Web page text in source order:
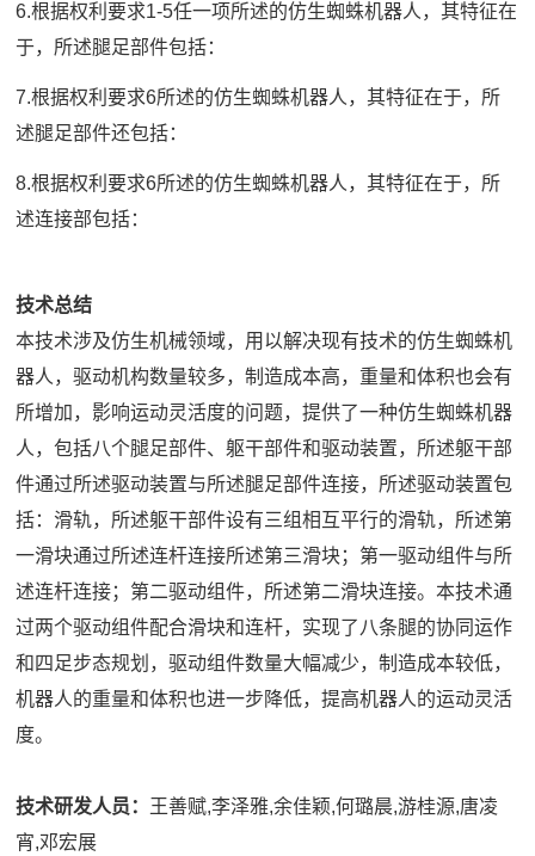
6.根据权利要求1-5任一项所述的仿生蜘蛛机器人，其特征在
于，所述腿足部件包括：
7.根据权利要求6所述的仿生蜘蛛机器人，其特征在于，所
述腿足部件还包括：
8.根据权利要求6所述的仿生蜘蛛机器人，其特征在于，所
述连接部包括：
技术总结
本技术涉及仿生机械领域，用以解决现有技术的仿生蜘蛛机
器人，驱动机构数量较多，制造成本高，重量和体积也会有
所增加，影响运动灵活度的问题，提供了一种仿生蜘蛛机器
人，包括八个腿足部件、躯干部件和驱动装置，所述躯干部
件通过所述驱动装置与所述腿足部件连接，所述驱动装置包
括：滑轨，所述躯干部件设有三组相互平行的滑轨，所述第
一滑块通过所述连杆连接所述第三滑块；第一驱动组件与所
述连杆连接；第二驱动组件，所述第二滑块连接。本技术通
过两个驱动组件配合滑块和连杆，实现了八条腿的协同运作
和四足步态规划，驱动组件数量大幅减少，制造成本较低，
机器人的重量和体积也进一步降低，提高机器人的运动灵活
度。
技术研发人员： 王善赋,李泽雅,余佳颖,何璐晨,游桂源,唐凌
宵,邓宏展